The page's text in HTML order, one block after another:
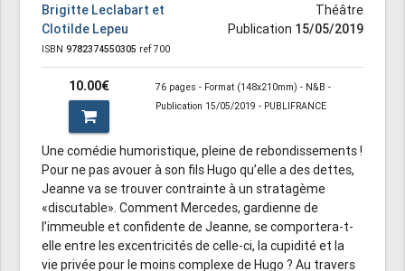
Brigitte Leclabart et
Clotilde Lepeu
ISBN9782374550305 ref 700
Théâtre
Publication 15/05/2019
10.00€
76 pages - Format (148x210mm) - N&B -
Publication 15/05/2019 - PUBLIFRANCE
Une comédie humoristique, pleine de rebondissements !
Pour ne pas avouer à son fils Hugo qu’elle a des dettes,
Jeanne va se trouver contrainte à un stratagème
«discutable». Comment Mercedes, gardienne de
l’immeuble et confidente de Jeanne, se comportera-t-
elle entre les excentricités de celle-ci, la cupidité et la
vie privée pour le moins complexe de Hugo ? Au travers